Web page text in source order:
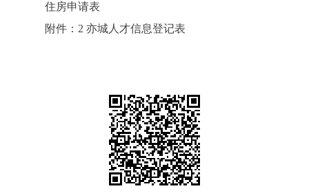
住房申请表
附件：2 亦城人才信息登记表